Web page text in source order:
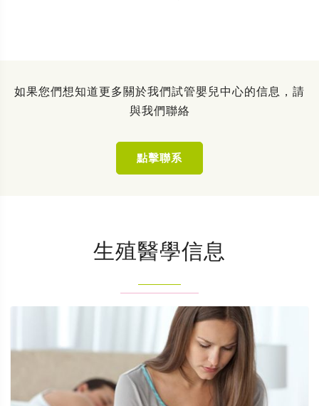
如果您們想知道更多關於我們試管嬰兒中心的信息，請
與我們聯絡
點擊聯系
生殖醫學信息